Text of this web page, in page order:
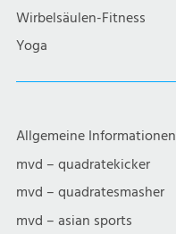
Wirbelsäulen-Fitness
Yoga
Allgemeine Informationen
mvd – quadratekicker
mvd – quadratesmasher
mvd – asian sports